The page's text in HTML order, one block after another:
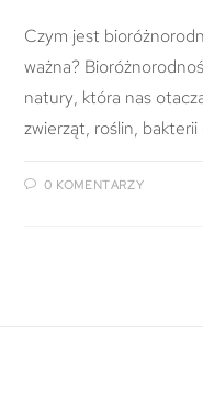
Czym jest
ważna?
natury, która nas
zwierząt, roślin,
0 KOMENTARZY